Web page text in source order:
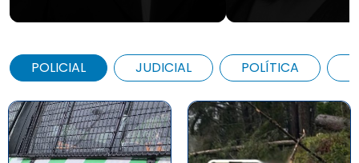
POLICIAL JUDICIAL POLÍTICA